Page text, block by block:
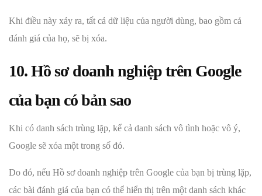
Khi điều này xảy ra, tất cả dữ liệu của người dùng, bao gồm cả
đánh giá của họ, sẽ bị xóa.
10. Hồ sơ doanh nghiệp trên Google
của bạn có bản sao
Khi có danh sách trùng lặp, kể cả danh sách vô tình hoặc vô ý,
Google sẽ xóa một trong số đó.
Do đó, nếu Hồ sơ doanh nghiệp trên Google của bạn bị trùng lặp,
các bài đánh giá của bạn có thể hiển thị trên một danh sách khác